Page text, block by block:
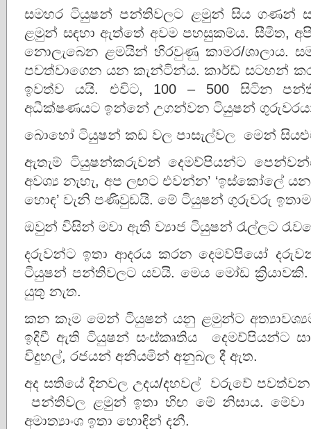
සමහර ටියුෂන් පන්තිවලට ළමුන් සිය ගණන්
ළමුන් සඳහා ඇත්තේ අවම පහසුකම්ය. සීමිත,
නොලැබෙන ළමයින් හිරවුණු කාමර/ශාලාය.
පවත්වාගෙන යන කැන්ටින්ය. කාර්ඩ් සටහන්
ඉවත්ව යයි. එවිට, 100 – 500 සිටින
අධීක්ෂණයට ඉන්නේ උගන්වන ටියුෂන්
බොහෝ ටියුෂන් කඩ වල පාසැල්වල මෙන්
ඇතැම් ටියුෂන්කරුවන් දෙමව්පියන්ට
අවශ්‍ය නැහැ, අප ලඟට එවන්න’ ‘ඉස්කෝලේ
හොඳ’ වැනි පණිවුඩයි. මේ ටියුෂන් ගුරුවරු
ඔවුන් විසින් මවා ඇති ව්‍යාජ ටියුෂන් රැල්ලට
දරුවන්ට ඉතා ආදරය කරන දෙමව්පියෝ
ටියුෂන් පන්තිවලට යවයි. මෙය මෝඩ
යුතු නැත.
කන කෑම මෙන් ටියුෂන් යනු ළමුන්ට
ඉදිවී ඇති ටියුෂන් සංස්කෘතිය දෙමව්පියන්ට
විදුහල්, රජයන් අනියමින් අනුබල දී ඇත.
අද සතියේ දිනවල උදය/දහවල් වරුවේ
පන්තිවල ළමුන් ඉතා හිඟ මේ නිසාය. මේවා
අමාත්‍යාංශ ඉතා හොඳින් දනී.